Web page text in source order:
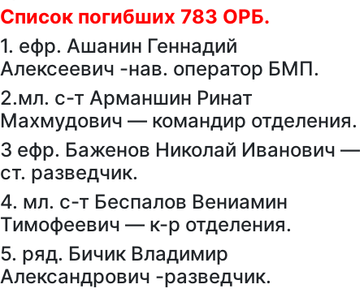
Список погибших 783 ОРБ.
1. ефр. Ашанин Геннадий
Алексеевич -нав. оператор БМП.
2.мл. с-т Арманшин Ринат
Махмудович — командир отделения.
3 ефр. Баженов Николай Иванович —
ст. разведчик.
4. мл. с-т Беспалов Вениамин
Тимофеевич — к-р отделения.
5. ряд. Бичик Владимир
Александрович -разведчик.